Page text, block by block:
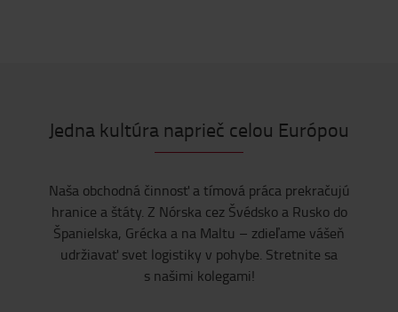
Jedna kultúra naprieč celou Európou
Naša obchodná činnosť a tímová práca prekračujú
hranice a štáty. Z Nórska cez Švédsko a Rusko do
Španielska, Grécka a na Maltu – zdieľame vášeň
udržiavať svet logistiky v pohybe. Stretnite sa
s našimi kolegami!